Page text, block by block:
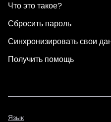
Что это такое?
Сбросить пароль
Синхронизировать свои
Получить помощь
Язык